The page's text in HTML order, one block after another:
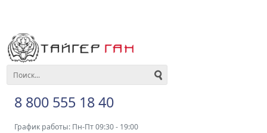
8 800 555 18 40
График работы: Пн-Пт 09:30 - 19:00